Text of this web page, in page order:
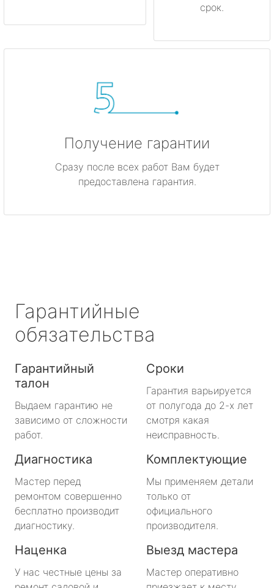
срок.
Получение гарантии
Сразу после всех работ Вам будет
предоставлена гарантия.
Гарантийные
обязательства
Гарантийный
талон
Выдаем гарантию не
зависимо от сложности
работ.
Сроки
Гарантия варьируется
от полугода до 2-х лет
смотря какая
неисправность.
Диагностика
Мастер перед
ремонтом совершенно
бесплатно производит
диагностику.
Комплектующие
Мы применяем детали
только от
официального
производителя.
Наценка
У нас честные цены за
Выезд мастера
Мастер оперативно